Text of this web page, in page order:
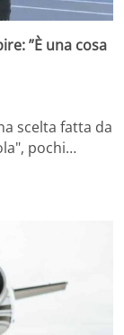
”È una cosa
scelta fatta da
pochi…